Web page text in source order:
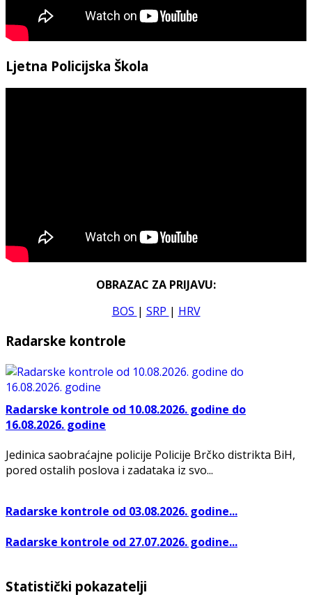
Ljetna Policijska Škola
OBRAZAC ZA PRIJAVU:
BOS | SRP | HRV
Radarske kontrole
Radarske kontrole od 10.08.2026. godine do
16.08.2026. godine
Jedinica saobraćajne policije Policije Brčko distrikta BiH,
pored ostalih poslova i zadataka iz svo...
Radarske kontrole od 03.08.2026. godine...
Radarske kontrole od 27.07.2026. godine...
Statistički pokazatelji